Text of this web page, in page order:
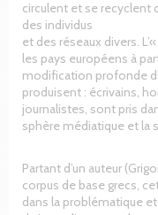
circulent et se recyclent
des individus
et des réseaux divers.
les pays européens à
modification profonde
produisent : écrivains,
journalistes, sont pris
sphère médiatique et la
Partant d’un auteur
corpus de base grecs,
dans la problématique